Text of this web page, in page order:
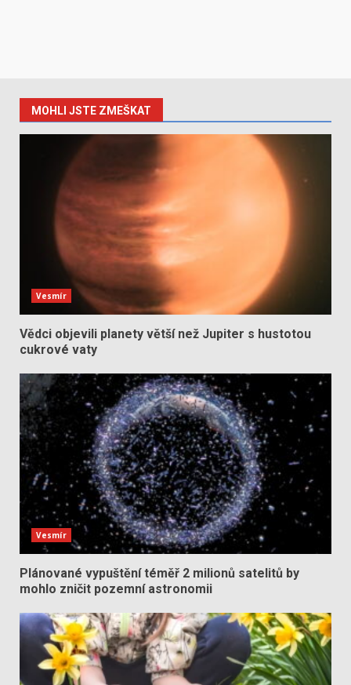
MOHLI JSTE ZMEŠKAT
Vesmír
Vědci objevili planety větší než Jupiter s hustotou
cukrové vaty
Vesmír
Plánované vypuštění téměř 2 milionů satelitů by
mohlo zničit pozemní astronomii